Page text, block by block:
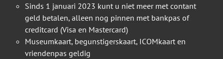
Sinds 1 januari 2023 kunt u niet meer met contant
geld betalen, alleen nog pinnen met bankpas of
creditcard (Visa en Mastercard)
Museumkaart, begunstigerskaart, ICOMkaart en
vriendenpas geldig